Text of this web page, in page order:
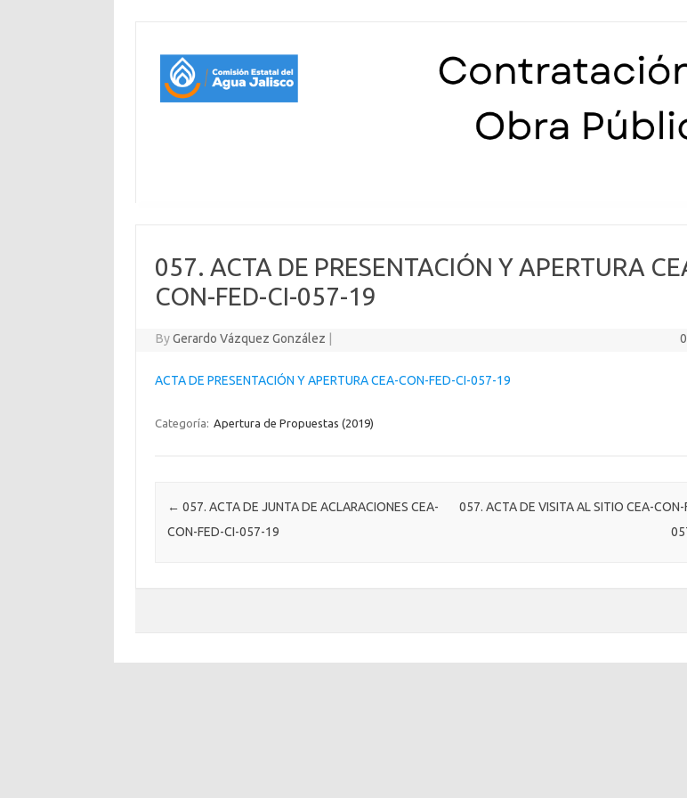
057. ACTA DE PRESENTACIÓN Y APERTURA
CON-FED-CI-057-19
ByGerardo Vázquez González
ACTA DE PRESENTACIÓN Y APERTURA CEA-CON-FED-CI-057-19
Categoría: Apertura de Propuestas (2019)
Post navigation
← 057. ACTA DE JUNTA DE ACLARACIONES CEA-
CON-FED-CI-057-19
057. ACTA DE VISITA AL SITIO CEA-CON-